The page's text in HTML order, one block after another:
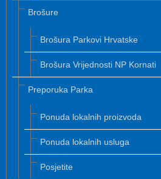
Brošure
Brošura Parkovi Hrvatske
Brošura Vrijednosti NP Kornati
Preporuka Parka
Ponuda lokalnih proizvoda
Ponuda lokalnih usluga
Posjetite